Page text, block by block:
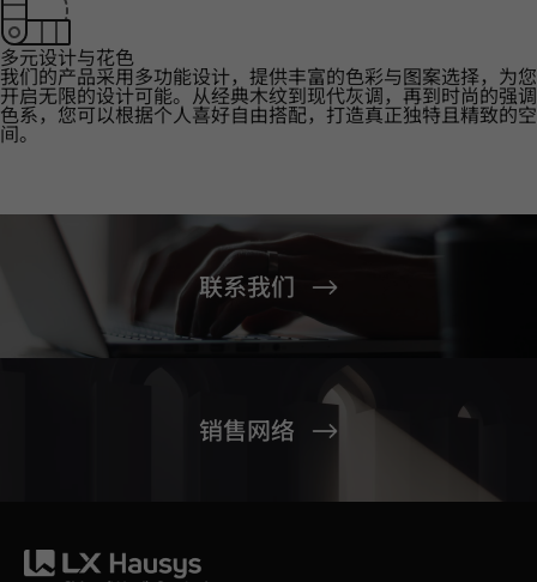
多元设计与花色
我们的产品采用多功能设计，提供丰富的色彩与图案选择，为您
开启无限的设计可能。从经典木纹到现代灰调，再到时尚的强调
色系，您可以根据个人喜好自由搭配，打造真正独特且精致的空
间。
联系我们
销售网络